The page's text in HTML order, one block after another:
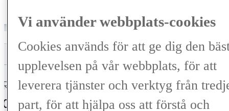
Registrerad
03-2023
Mätarställning
7 219 mil
Vi använder webbplats-cookies
Cookies används för att ge dig den
upplevelsen på vår webbplats, för att
leverera tjänster och verktyg från
part, för att hjälpa oss att förstå och